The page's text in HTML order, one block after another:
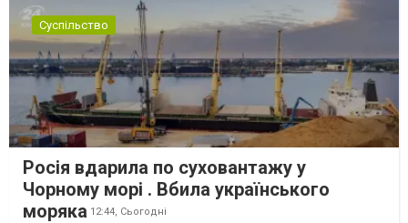
Суспільство
Росія вдарила по суховантажу у
Чорному морі . Вбила українського
моряка 12:44, Сьогодні